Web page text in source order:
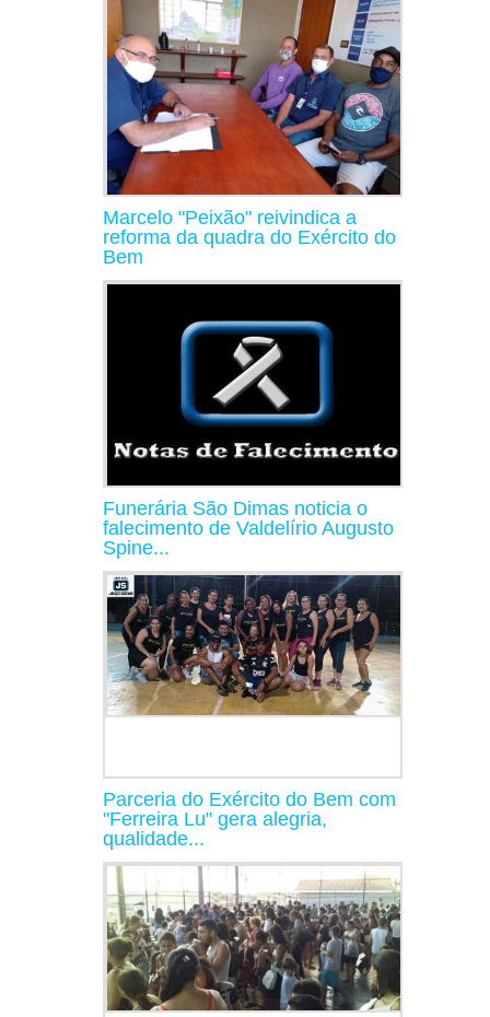
Marcelo "Peixão" reivindica a
reforma da quadra do Exército do
Bem
Funerária São Dimas noticia o
falecimento de Valdelírio Augusto
Spine...
Parceria do Exército do Bem com
"Ferreira Lu" gera alegria,
qualidade...